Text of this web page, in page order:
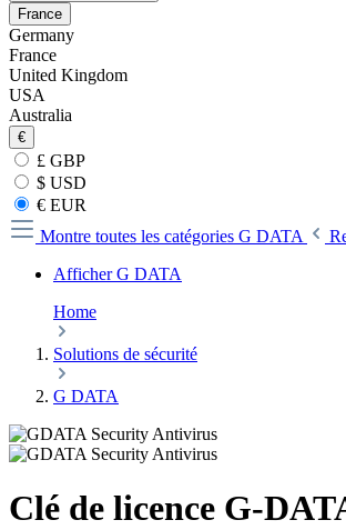
France
Germany
France
United Kingdom
USA
Australia
€
£ GBP
$ USD
€ EUR
Montre toutes les catégories G DATA
Afficher G DATA
Home
Solutions de sécurité
G DATA
Clé de licence G-